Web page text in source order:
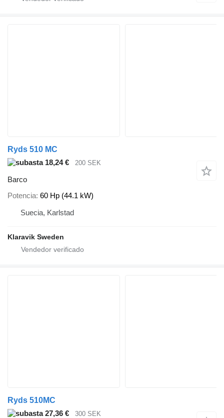
Ryds 510 MC
18,24 €
200 SEK
Barco
Potencia 60 Hp (44.1 kW)
Suecia, Karlstad
Klaravik Sweden
Ryds 510MC
27,36 €
300 SEK